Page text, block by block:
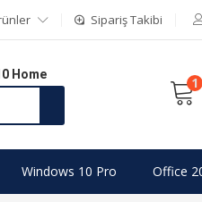
Sipariş Takibi
Home 1
Windows 10 Pro Office